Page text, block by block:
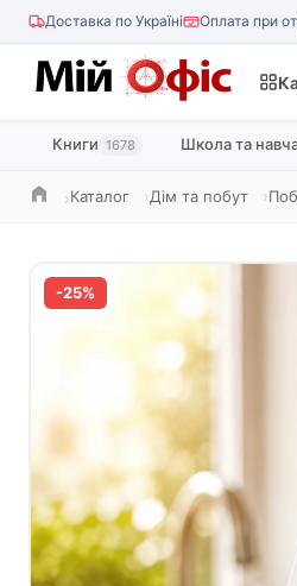
Доставка по Україні Оплата при
Книги 1678 Школа та
ГоловнаКаталог Дім та побут
-25%